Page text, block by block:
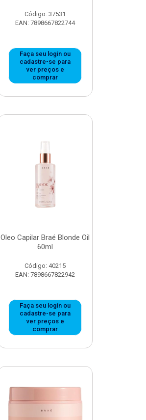
Código: 37531
EAN: 7898667822744
Faça seu login ou
cadastre-se para
ver preços e
comprar
Oleo Capilar Braé Blonde Oil
60ml
Código: 40215
EAN: 7898667822942
Faça seu login ou
cadastre-se para
ver preços e
comprar